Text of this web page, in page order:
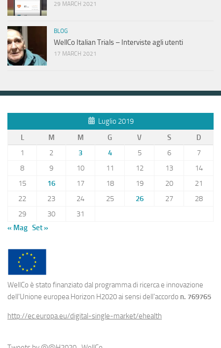
29 MARCH 2021
BLOG
WellCo Italian Trials – Interviste agli utenti
17 MARCH 2021
Luglio 2019
L
M M G V S
D
1
2 3 4 5 6
7
8
9 10 11 12 13
14
15
16 17 18 19 20
21
22
23 24 25 26 27
28
29
30
31
« Mag Set »
WellCo è stato finanziato dal programma di ricerca e innovazione
dell'Unione europea Horizon H2020 ai sensi dell'accordo n. 769765
http://ec.europa.eu/digital-single-market/ehealth